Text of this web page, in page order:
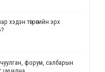
хэдэн төгрөгийн эрх
форум, салбарын